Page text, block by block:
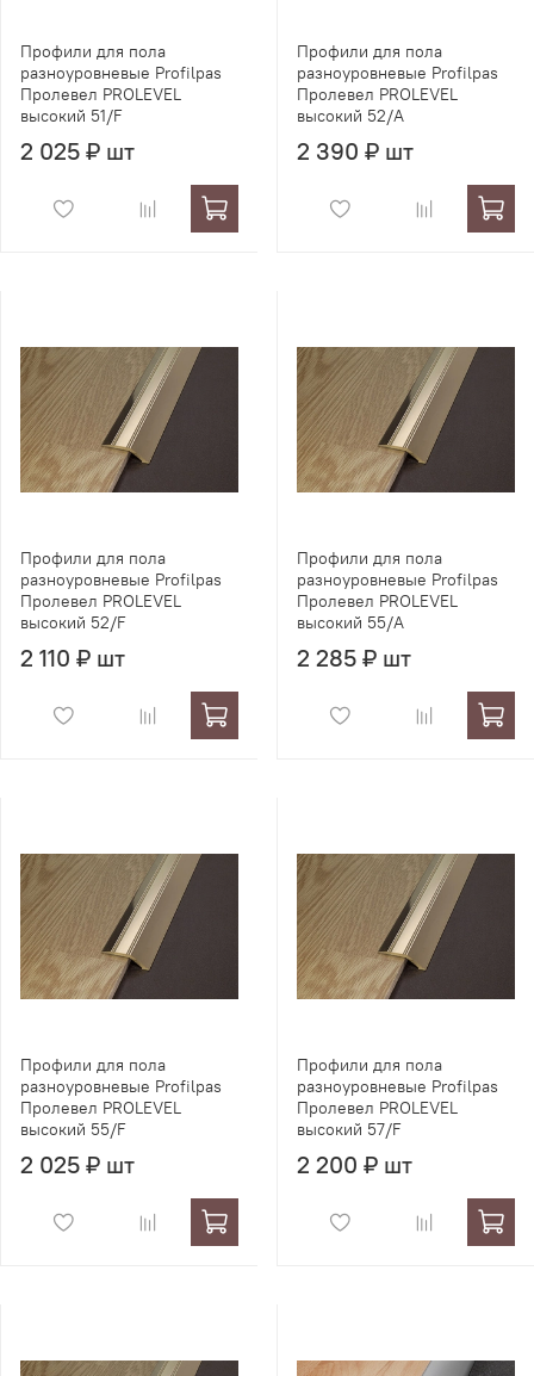
Профили для пола
разноуровневые Profilpas
Пролевел PROLEVEL
высокий 51/F
2 025 ₽ шт
Профили для пола
разноуровневые Profilpas
Пролевел PROLEVEL
высокий 52/A
2 390 ₽ шт
Профили для пола
разноуровневые Profilpas
Пролевел PROLEVEL
высокий 52/F
2 110 ₽ шт
Профили для пола
разноуровневые Profilpas
Пролевел PROLEVEL
высокий 55/A
2 285 ₽ шт
Профили для пола
разноуровневые Profilpas
Пролевел PROLEVEL
высокий 55/F
2 025 ₽ шт
Профили для пола
разноуровневые Profilpas
Пролевел PROLEVEL
высокий 57/F
2 200 ₽ шт